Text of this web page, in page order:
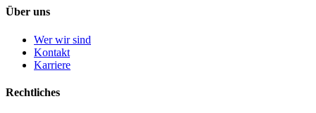
Über uns
Wer wir sind
Kontakt
Karriere
Rechtliches